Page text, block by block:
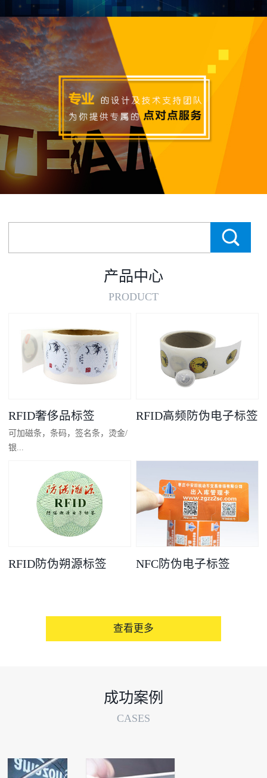
产品中心
PRODUCT
RFID奢侈品标签
可加磁条，条码，签名条，烫金/
银...
凸码，金/银底
RFID高频防伪电子标签
RFID防伪朔源标签 NFC防伪电子标签
查看更多
成功案例
CASES